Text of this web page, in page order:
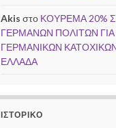
Akis στο ΚΟΥΡΕΜΑ 20%
ΓΕΡΜΑΝΩΝ ΠΟΛΙΤΩΝ
ΓΕΡΜΑΝΙΚΩΝ
ΕΛΛΑΔΑ
ΙΣΤΟΡΙΚΌ